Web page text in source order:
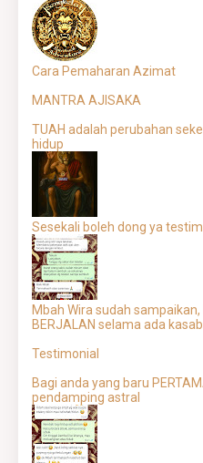
Cara Pemaharan Azimat
MANTRA AJISAKA
TUAH adalah perubahan
hidup
Sesekali boleh dong ya
Mbah Wira sudah sampaikan,
BERJALAN selama ada
Testimonial
Bagi anda yang baru
pendamping astral